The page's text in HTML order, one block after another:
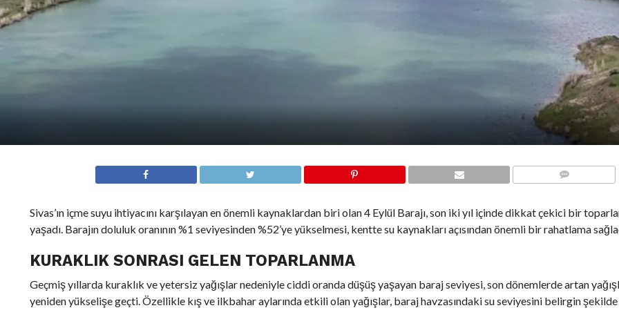
Sivas’ın içme suyu ihtiyacını karşılayan en önemli kaynaklardan biri olan 4 Eylül Barajı, son iki yıl içinde dikkat çekici bir
yaşadı. Barajın doluluk oranının %1 seviyesinden %52’ye yükselmesi, kentte su kaynakları açısından önemli bir rahatlama
KURAKLIK SONRASI GELEN TOPARLANMA
Geçmiş yıllarda kuraklık ve yetersiz yağışlar nedeniyle ciddi oranda düşüş yaşayan baraj seviyesi, son dönemlerde artan
yeniden yükselişe geçti. Özellikle kış ve ilkbahar aylarında etkili olan yağışlar, baraj havzasındaki su seviyesini belirgin şekilde